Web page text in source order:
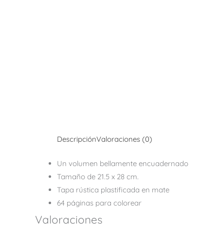
DescripciónValoraciones (0)
Un volumen bellamente encuadernado
Tamaño de 21.5 x 28 cm.
Tapa rústica plastificada en mate
64 páginas para colorear
Valoraciones